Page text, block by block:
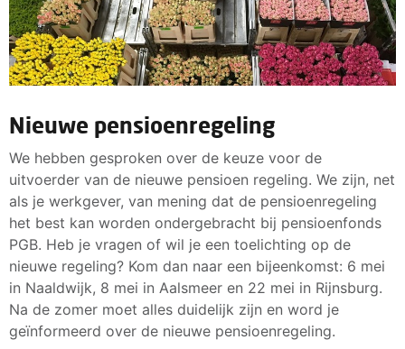
Nieuwe pensioenregeling
We hebben gesproken over de keuze voor de
uitvoerder van de nieuwe pensioen regeling. We zijn, net
als je werkgever, van mening dat de pensioenregeling
het best kan worden ondergebracht bij pensioenfonds
PGB. Heb je vragen of wil je een toelichting op de
nieuwe regeling? Kom dan naar een bijeenkomst: 6 mei
in Naaldwijk, 8 mei in Aalsmeer en 22 mei in Rijnsburg.
Na de zomer moet alles duidelijk zijn en word je
geïnformeerd over de nieuwe pensioenregeling.